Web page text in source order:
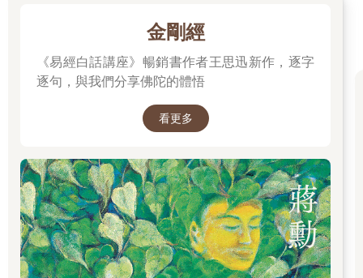
B. 眼睛大嘴巴小：默默付出的內向根基型
這類人極重歸屬感，傾向隨和與配合，只要能安穩待在團體中，
即使心中有不同意見，也傾向選擇沉默。他們性格內斂、不擅表
達不滿，總是默默完成份內事，甚至還會主動幫忙收尾別人的工
作，卻很少有人特別注意到他們的努力。雖然平時不表露，但其
實對公平與尊重有強烈執著，一旦被嚴重忽視或傷害，就可能徹
底翻臉、再也不回頭。你會在職場裡發現，他們平時總在角落安
也不回頭、連一句多餘話都不說。
C. 眼睛小嘴巴大：剛正不阿的苦幹型領導者
這類人自信堅定、承受力強，是那種即使困境重重也會咬牙撐
住，把整個團隊帶往目標的人。他們原則清晰、態度正直，對於
道德與規則有高度信仰，堅信只要憑實力與毅力，就能贏得尊重
與成功。你會在職場裡看到他帶著團隊拚命加班、用最正規的流
程申請提案，結果卻在最後一刻被別人用關係或潛規則插隊，他
金剛經
《易經白話講座》暢銷書作者王思迅新作，逐字
逐句，與我們分享佛陀的體悟
看更多